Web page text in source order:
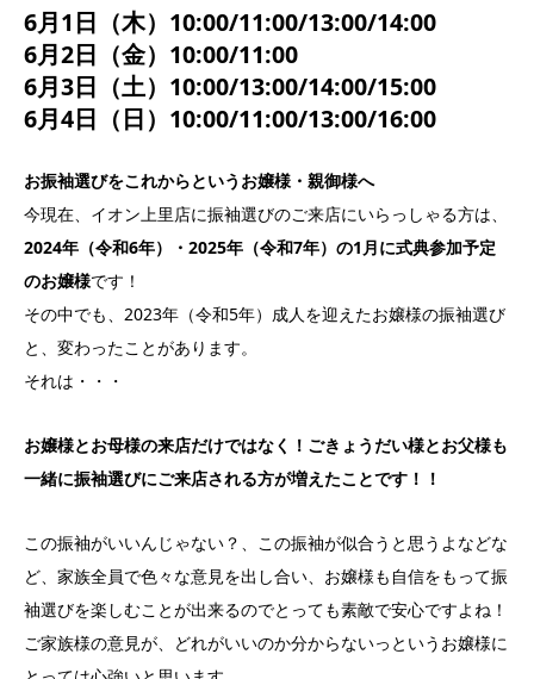
6月1日（木）10:00/11:00/13:00/14:00
6月2日（金）10:00/11:00
6月3日（土）10:00/13:00/14:00/15:00
6月4日（日）10:00/11:00/13:00/16:00
お振袖選びをこれからというお嬢様・親御様へ
今現在、イオン上里店に振袖選びのご来店にいらっしゃる方は、
2024年（令和6年）・2025年（令和7年）の1月に式典参加予定
のお嬢様です！
その中でも、2023年（令和5年）成人を迎えたお嬢様の振袖選び
と、変わったことがあります。
それは・・・
お嬢様とお母様の来店だけではなく！ごきょうだい様とお父様も
一緒に振袖選びにご来店される方が増えたことです！！
この振袖がいいんじゃない？、この振袖が似合うと思うよなどな
ど、家族全員で色々な意見を出し合い、お嬢様も自信をもって振
袖選びを楽しむことが出来るのでとっても素敵で安心ですよね！
ご家族様の意見が、どれがいいのか分からないっというお嬢様に